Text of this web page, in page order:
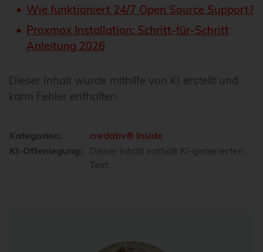
Wie funktioniert 24/7 Open Source Support?
Proxmox Installation: Schritt-für-Schritt
Anleitung 2026
Dieser Inhalt wurde mithilfe von KI erstellt und
kann Fehler enthalten.
Kategorien:
credativ® Inside
KI-Offenlegung:
Dieser Inhalt enthält KI-generierten
Text.